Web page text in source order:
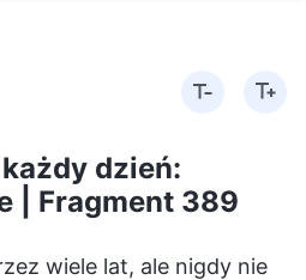
każdy dzień:
| Fragment 389
wiele lat, ale nigdy nie